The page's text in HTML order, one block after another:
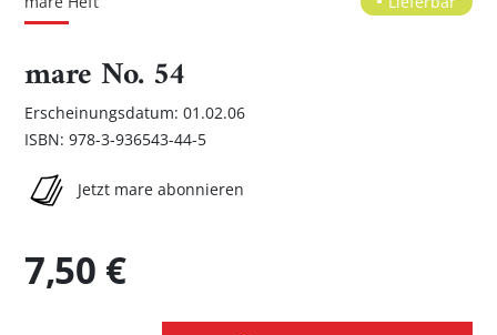
Bildgalerie
mare No. 54
Erscheinungsdatum: 01.02.06
ISBN: 978-3-936543-44-5
Jetzt mare abonnieren
7,50 €